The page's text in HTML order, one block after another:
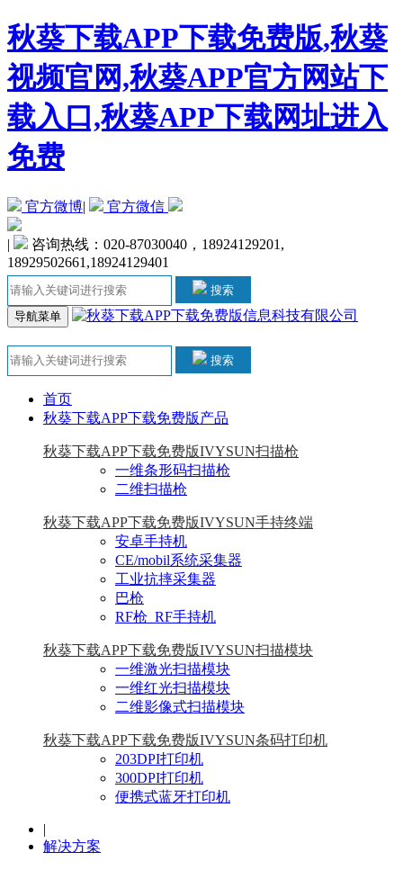
秋葵下载APP下载免费版,秋葵
视频官网,秋葵APP官方网站下
载入口,秋葵APP下载网址进入
免费
官方微博| 官方微信
|
咨询热线：020-87030040，18924129201,
18929502661,18924129401
搜索
导航菜单
搜索
首页
秋葵下载APP下载免费版产品
秋葵下载APP下载免费版IVYSUN扫描枪
一维条形码扫描枪
二维扫描枪
秋葵下载APP下载免费版IVYSUN手持终端
安卓手持机
CE/mobil系统采集器
工业抗摔采集器
巴枪
RF枪_RF手持机
秋葵下载APP下载免费版IVYSUN扫描模块
一维激光扫描模块
一维红光扫描模块
二维影像式扫描模块
秋葵下载APP下载免费版IVYSUN条码打印机
203DPI打印机
300DPI打印机
便携式蓝牙打印机
|
解决方案